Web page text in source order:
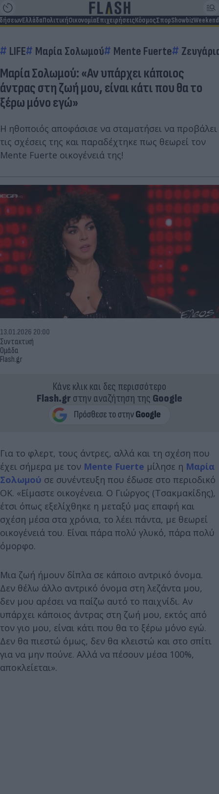
ΕλλάδαΠολιτικήΟικονομίαΕπιχειρήσειςΚόσμοςΣπορShowbizWeekend
LIFE Μαρία Σολωμού Mente Fuerte
Μαρία Σολωμού: «Αν υπάρχει κάποιος
άντρας στη ζωή μου, είναι κάτι που θα το
ξέρω μόνο εγώ»
Η ηθοποιός αποφάσισε να σταματήσει να προβάλει
τις σχέσεις της και παραδέχτηκε πως θεωρεί τον
Mente Fuerte οικογένειά της!
Συντακτική
Ομάδα
Flash.gr
13.01.2026 20:00
Κάνε κλικ και δες περισσότερο
Flash.grστην αναζήτηση της Google
Για το φλερτ, τους άντρες, αλλά και τη σχέση που
έχει σήμερα με τον Mente Fuerte μίλησε η Μαρία
Σολωμού σε συνέντευξη που έδωσε στο περιοδικό
ΟΚ. «Είμαστε οικογένεια. Ο Γιώργος (Τσακμακίδης),
έτσι όπως εξελίχθηκε η μεταξύ μας επαφή και
σχέση μέσα στα χρόνια, το λέει πάντα, με θεωρεί
οικογένειά του. Είναι πάρα πολύ γλυκό, πάρα πολύ
όμορφο.
Μια ζωή ήμουν δίπλα σε κάποιο αντρικό όνομα.
Δεν θέλω άλλο αντρικό όνομα στη λεζάντα μου,
δεν μου αρέσει να παίζω αυτό το παιχνίδι. Αν
υπάρχει κάποιος άντρας στη ζωή μου, εκτός από
τον γιο μου, είναι κάτι που θα το ξέρω μόνο εγώ.
Δεν θα πιεστώ όμως, δεν θα κλειστώ και στο σπίτι
για να μην πούνε. Αλλά να πέσουν μέσα 100%,
αποκλείεται».